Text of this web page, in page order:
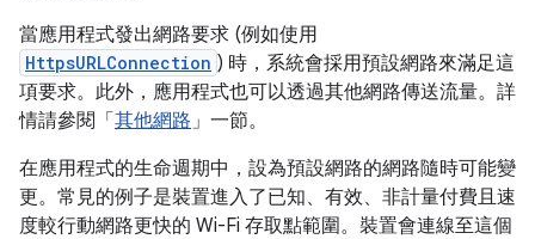
當應用程式發出網路要求 (例如使用
HttpsURLConnection ) 時，系統會採用預設網路來滿足這
項要求。此外，應用程式也可以透過其他網路傳送流量。詳
情請參閱「 其他網路」一節。
在應用程式的生命週期中，設為預設網路的網路隨時可能變
更。常見的例子是裝置進入了已知、有效、非計量付費且速
度較行動網路更快的 Wi-Fi 存取點範圍。裝置會連線至這個